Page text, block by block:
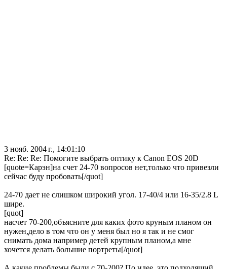
3 нояб. 2004 г., 14:01:10
Re: Re: Re: Помогите выбрать оптику к Canon EOS 20D
[quote=Карэн]на счет 24-70 вопросов нет,только что привезли
сейчас буду пробовать[/quot]
24-70 дает не слишком широкий угол. 17-40/4 или 16-35/2.8 L
шире.
[quot]
насчет 70-200,объясните для каких фото круным планом он
нужен,дело в том что он у меня был но я так и не смог
снимать дома например детей крупным планом,а мне
хочется делать большие портреты[/quot]